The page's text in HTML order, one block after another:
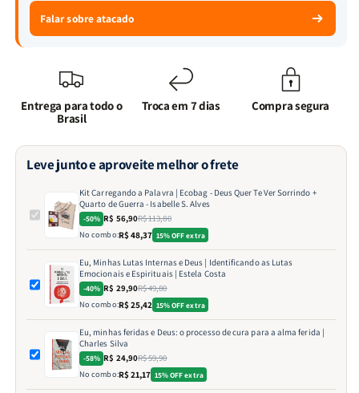
Guerra
-
Alves
-
Falar sobre atacado
Entrega para todo o
Brasil
Troca em 7 dias Compra segura
Leve junto e aproveite melhor o frete
Kit Carregando a Palavra | Ecobag - Deus Quer Te Ver Sorrindo +
Quarto de Guerra - Isabelle S. Alves
-50% R$ 56,90R$ 113,80
No combo:R$ 48,37 15% OFF extra
Eu, Minhas Lutas Internas e Deus | Identificando as Lutas
Emocionais e Espirituais | Estela Costa
-40% R$ 29,90R$ 49,80
No combo:R$ 25,42 15% OFF extra
Eu, minhas feridas e Deus: o processo de cura para a alma ferida |
Charles Silva
-58% R$ 24,90R$ 59,90
No combo:R$ 21,17 15% OFF extra